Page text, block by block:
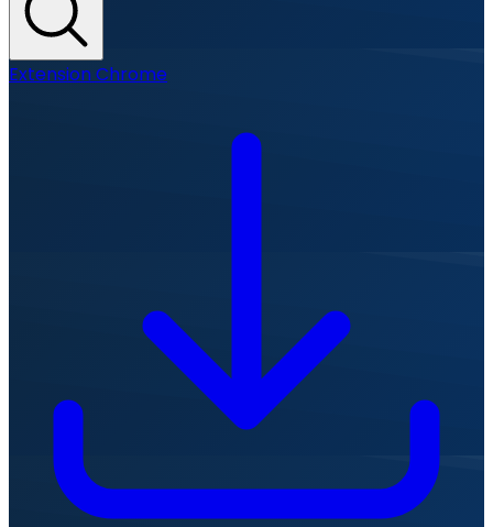
Extension Chrome